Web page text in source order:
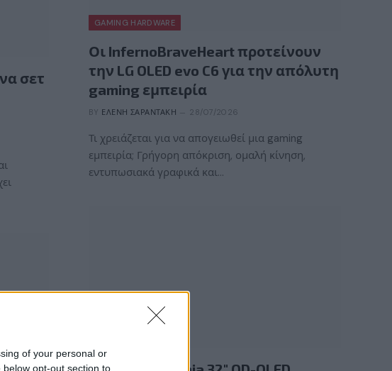
of your personal or
opt-out section to
σετ
GAMING HARDWARE
Οι InfernoBraveHeart προτείνουν
την LG OLED evo C6 για την απόλυτη
gaming εμπειρία
BY ΕΛΈΝΗ ΣΑΡΑΝΤΆΚΗ 28/07/2026
Τι χρειάζεται για να απογειωθεί μια gaming
εμπειρία; Γρήγορη απόκριση, ομαλή κίνηση,
εντυπωσιακά γραφικά και…